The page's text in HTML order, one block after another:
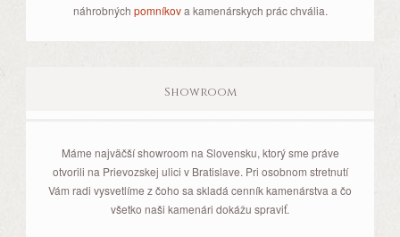
náhrobných pomníkova kamenárskych prác chvália.
Showroom
Máme najväčší showroom na Slovensku, ktorý sme práve
otvorili na Prievozskej ulici v Bratislave. Pri osobnom stretnutí
Vám radi vysvetlíme z čoho sa skladá cenník kamenárstva a čo
všetko naši kamenári dokážu spraviť.